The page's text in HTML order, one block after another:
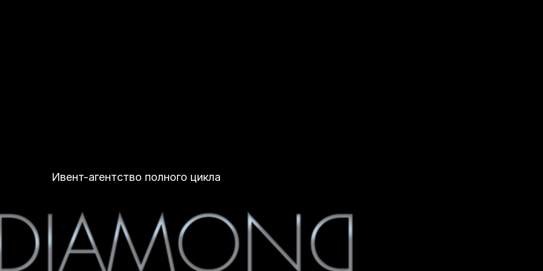
Ивент-агентство полного цикла